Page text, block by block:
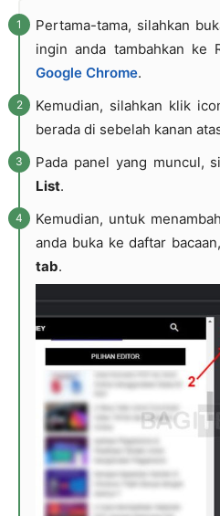
Pertama-tama, silahkan
ingin anda tambahkan ke
Google Chrome.
Kemudian, silahkan klik
berada di sebelah kanan
Pada panel yang muncul,
List.
Kemudian, untuk
anda buka ke daftar
tab.